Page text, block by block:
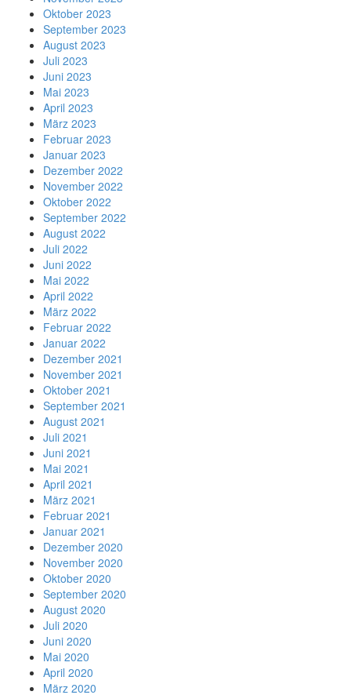
Oktober 2023
September 2023
August 2023
Juli 2023
Juni 2023
Mai 2023
April 2023
März 2023
Februar 2023
Januar 2023
Dezember 2022
November 2022
Oktober 2022
September 2022
August 2022
Juli 2022
Juni 2022
Mai 2022
April 2022
März 2022
Februar 2022
Januar 2022
Dezember 2021
November 2021
Oktober 2021
September 2021
August 2021
Juli 2021
Juni 2021
Mai 2021
April 2021
März 2021
Februar 2021
Januar 2021
Dezember 2020
November 2020
Oktober 2020
September 2020
August 2020
Juli 2020
Juni 2020
Mai 2020
April 2020
März 2020